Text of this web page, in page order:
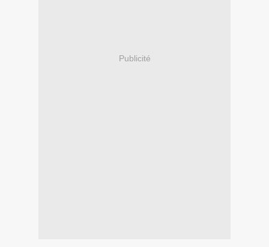
Publicité